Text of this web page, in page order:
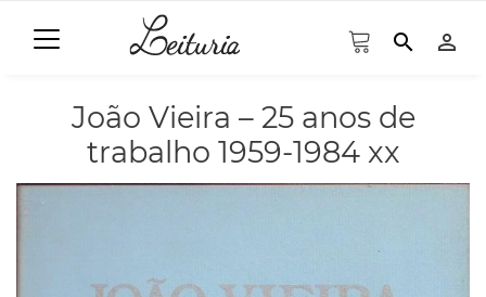
search person_outline
João Vieira – 25 anos de
trabalho 1959-1984 xx